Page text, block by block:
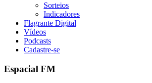
Sorteios
Indicadores
Flagrante Digital
Vídeos
Podcasts
Cadastre-se
Espacial FM